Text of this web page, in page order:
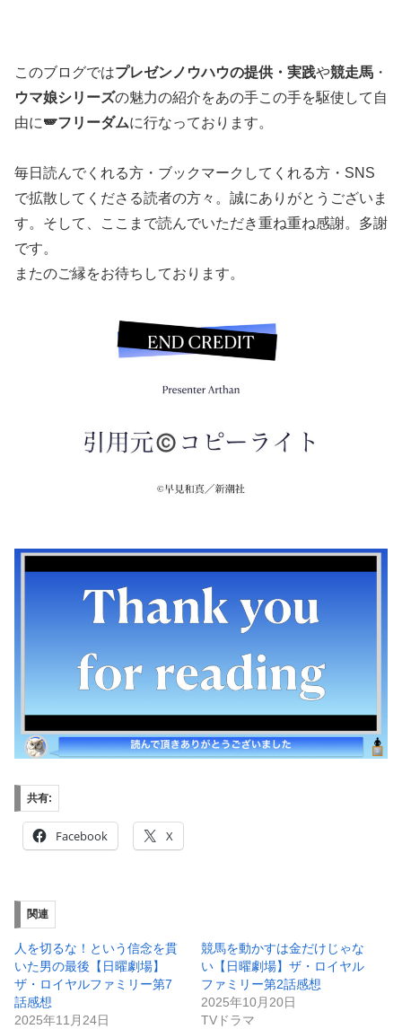
このブログではプレゼンノウハウの提供・実践や競走馬 ・
ウマ娘シリーズの魅力の紹介をあの手この手を駆使して自
由に🪽フリーダムに行なっております。
毎日読んでくれる方・ブックマークしてくれる方・SNS
で拡散してくださる読者の方々。誠にありがとうございま
す。そして、ここまで読んでいただき重ね重ね感謝。多謝
です。
またのご縁をお待ちしております。
共有:
Facebook X
関連
人を切るな！という信念を貫
いた男の最後【日曜劇場】
ザ・ロイヤルファミリー第7
話感想
2025年11月24日
競馬を動かすは金だけじゃな
い【日曜劇場】ザ・ロイヤル
ファミリー第2話感想
2025年10月20日
TVドラマ